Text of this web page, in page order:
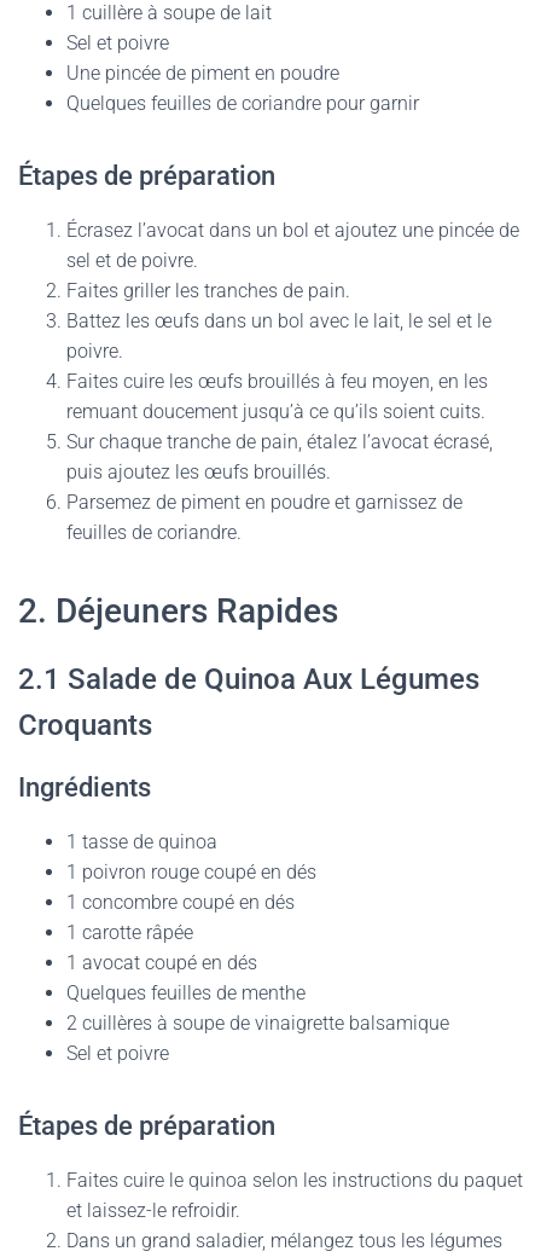
1 cuillère à soupe de lait
Sel et poivre
Une pincée de piment en poudre
Quelques feuilles de coriandre pour garnir
Étapes de préparation
Écrasez l’avocat dans un bol et ajoutez une pincée de
sel et de poivre.
Faites griller les tranches de pain.
Battez les œufs dans un bol avec le lait, le sel et le
poivre.
Faites cuire les œufs brouillés à feu moyen, en les
remuant doucement jusqu’à ce qu’ils soient cuits.
Sur chaque tranche de pain, étalez l’avocat écrasé,
puis ajoutez les œufs brouillés.
Parsemez de piment en poudre et garnissez de
feuilles de coriandre.
2. Déjeuners Rapides
2.1 Salade de Quinoa Aux Légumes
Croquants
Ingrédients
1 tasse de quinoa
1 poivron rouge coupé en dés
1 concombre coupé en dés
1 carotte râpée
1 avocat coupé en dés
Quelques feuilles de menthe
2 cuillères à soupe de vinaigrette balsamique
Sel et poivre
Étapes de préparation
Faites cuire le quinoa selon les instructions du paquet
et laissez-le refroidir.
Dans un grand saladier, mélangez tous les légumes